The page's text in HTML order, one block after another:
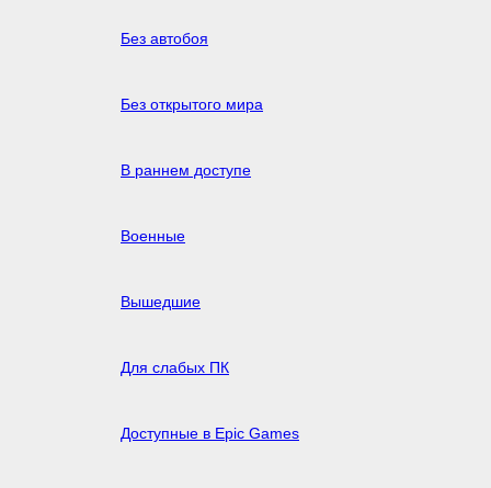
Без автобоя
Без открытого мира
В раннем доступе
Военные
Вышедшие
Для слабых ПК
Доступные в Epic Games